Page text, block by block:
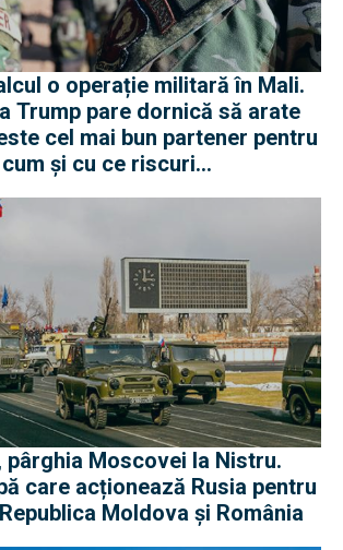
o operație militară în Mali.
Trump pare dornică să arate
cel mai bun partener pentru
și cu ce riscuri
Moscovei la Nistru.
care acționează Rusia pentru
Moldova și România